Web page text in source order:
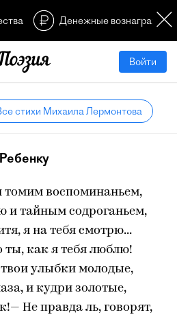
Денежные
Войти
стихи Михаила Лермонтова
Ребенку
томим воспоминаньем,
и тайным содроганьем,
я на тебя смотрю...
ты, как я тебя люблю!
улыбки молодые,
и кудри золотые,
Не правда ль, говорят,